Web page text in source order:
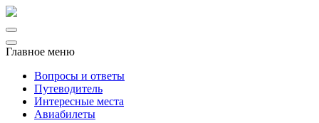
Главное меню
Вопросы и ответы
Путеводитель
Интересные места
Авиабилеты